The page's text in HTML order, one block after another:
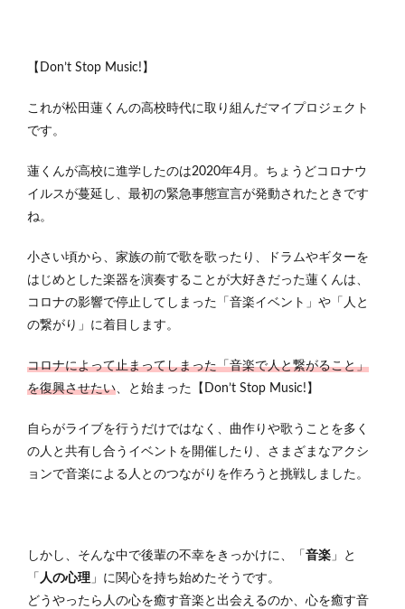
【Don’t Stop Music!】
これが松田蓮くんの高校時代に取り組んだマイプロジェクト
です。
蓮くんが高校に進学したのは2020年4月。ちょうどコロナウ
イルスが蔓延し、最初の緊急事態宣言が発動されたときです
ね。
小さい頃から、家族の前で歌を歌ったり、ドラムやギターを
はじめとした楽器を演奏することが大好きだった蓮くんは、
コロナの影響で停止してしまった「音楽イベント」や「人と
の繋がり」に着目します。
コロナによって止まってしまった「音楽で人と繋がること」
を復興させたい、と始まった【Don’t Stop Music!】
自らがライブを行うだけではなく、曲作りや歌うことを多く
の人と共有し合うイベントを開催したり、さまざまなアクシ
ョンで音楽による人とのつながりを作ろうと挑戦しました。
しかし、そんな中で後輩の不幸をきっかけに、「 音楽 」と
「 人の心理 」に関心を持ち始めたそうです。
どうやったら人の心を癒す音楽と出会えるのか、心を癒す音